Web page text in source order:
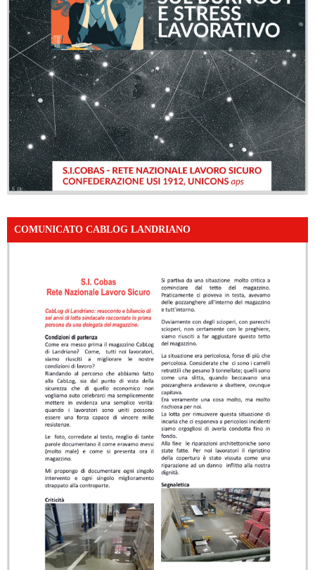
COMUNICATO CABLOG LANDRIANO